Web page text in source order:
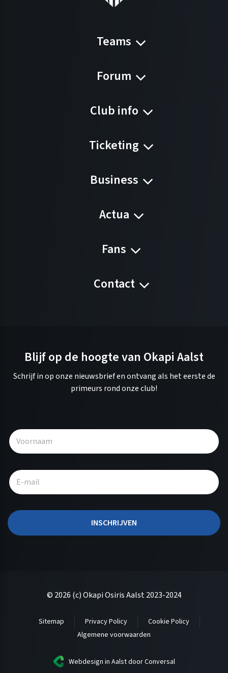
Teams
Forum
Club info
Ticketing
Business
Actua
Fans
Contact
Blijf op de hoogte van Okapi Aalst
Schrijf in op onze nieuwsbrief en ontvang als het eerste de
primeurs rond onze club!
INSCHRIJVEN
l
r
t
© 2026 (c) Okapi Osiris Aalst 2023-2024
Sitemap Privacy Policy
Cookie Policy
Algemene voorwaarden
Webdesign in Aalstdoor Conversal